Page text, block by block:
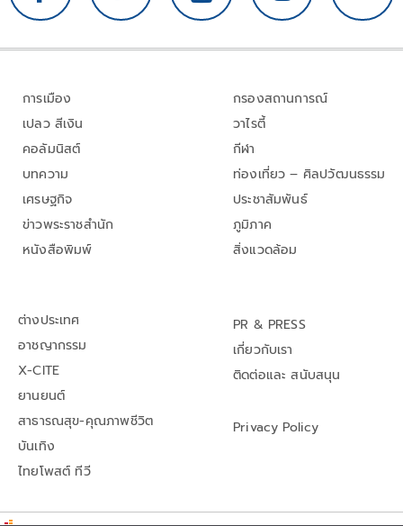
การเมือง
เปลว สีเงิน
คอลัมนิสต์
บทความ
เศรษฐกิจ
ข่าวพระราชสำนัก
หนังสือพิมพ์
กรองสถานการณ์
วาไรตี้
กีฬา
ท่องเที่ยว – ศิลปวัฒนธรรม
ประชาสัมพันธ์
ภูมิภาค
สิ่งแวดล้อม
ต่างประเทศ
อาชญากรรม
X-CITE
ยานยนต์
สาธารณสุข-คุณภาพชีวิต
บันเทิง
ไทยโพสต์ ทีวี
PR & PRESS
เกี่ยวกับเรา
ติดต่อและ สนับสนุน
Privacy Policy